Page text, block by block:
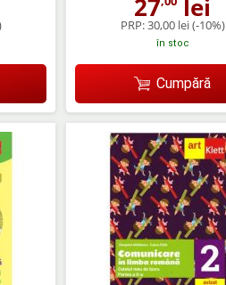
27 lei
PRP:30,00 lei(-10%)
în stoc
Cumpără